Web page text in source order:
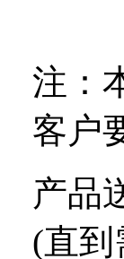
注：
客户
产品
(直